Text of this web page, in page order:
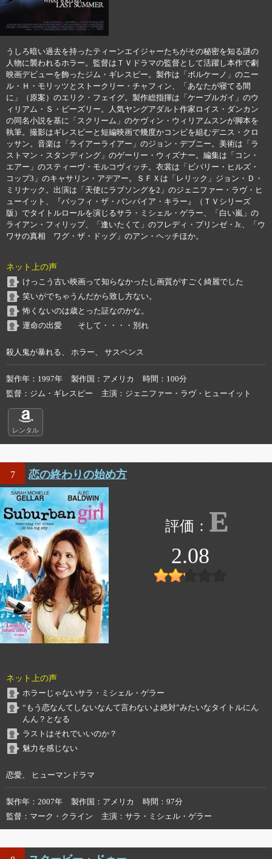
うしろ暗い過去を持ったティーンエイジャーたちがその秘密を知る謎の
人物に襲われるホラー。監督はＴＶドラマの監督として活躍し本作で劇
映画デビューを飾ったジム・ギレスピー。製作は「ボルケーノ」のニー
ル・Ｈ・モリッツとストークリー・チャフィン、「あなたが寝てる間
に」（原案）のエリク・フェイグ。製作総指揮は「ケーブルガイ」のウ
ィリアム・Ｓ・ビーズリー。人気ヤングアダルト作家ロイス・ダンカン
の同名小説を基に「スクリーム」のケヴィン・ウィリアムスンが脚本を
執筆。撮影はギレスピーと短編映画で幾度かコンビを組むデニス・クロ
ッサン。音楽は「ライアーライアー」のジョン・デブニー。美術は「ラ
ストマン・スタンディング」のゲーリー・ウィズナー。編集は「コン・
エアー」のスティーヴ・モルコヴィッチ。衣裳は「ビバリー・ヒルズ・
コップ3」のキャサリン・アデアー。ＳＦＸは「レリック」ジョン・Ｄ・
ミリナック。出演は「天使にラブソングを2」のジェニファー・ラヴ・ヒ
ューイット、『バッフィ・ザ・バンパイア・キラー』（ＴＶシリーズ
版）でタイトルロールを演じるサラ・ミシェル・ゲラー、「白い嵐」の
ライアン・フィリップ、「逢いたくて」のフレディ・プリンゼ・Jr.、「ウ
ワサの真相 ワグ・ザ・ドッグ」のアン・ヘッチほか。
ネット上の声
けっこう古い映画って知らなかったし画質がすごく綺麗でした
笑いがでちゃうんだから致し方ない。
怖くないのは歳とった証なのかな。
運命の出愛 そして・・・・別れ
殺人鬼が暴れる、 ホラー、 サスペンス
製作年 1997年 製作国 アメリカ 時間
100分
監督
ジム・ギレスピー 主演 ジェニファー・ラヴ・ヒューイット
レンタル
7 恋の終わりの始め方
E
2.08
ネット上の声
ホラーじゃないサラ・ミシェル・ゲラー
“もう恋なんてしないなんて言わないよ絶対”みたいなタイトルにん
んん？となる
ラストはそれでいいのか？
魅力を感じない
恋愛、 ヒューマンドラマ
製作年 2007年 製作国 アメリカ 時間
97分
監督
マーク・クライン 主演 サラ・ミシェル・ゲラー